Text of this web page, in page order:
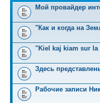
Мой провайдер
"Как и когда на
"Kiel kaj kiam sur la
Здесь
Рабочие записи